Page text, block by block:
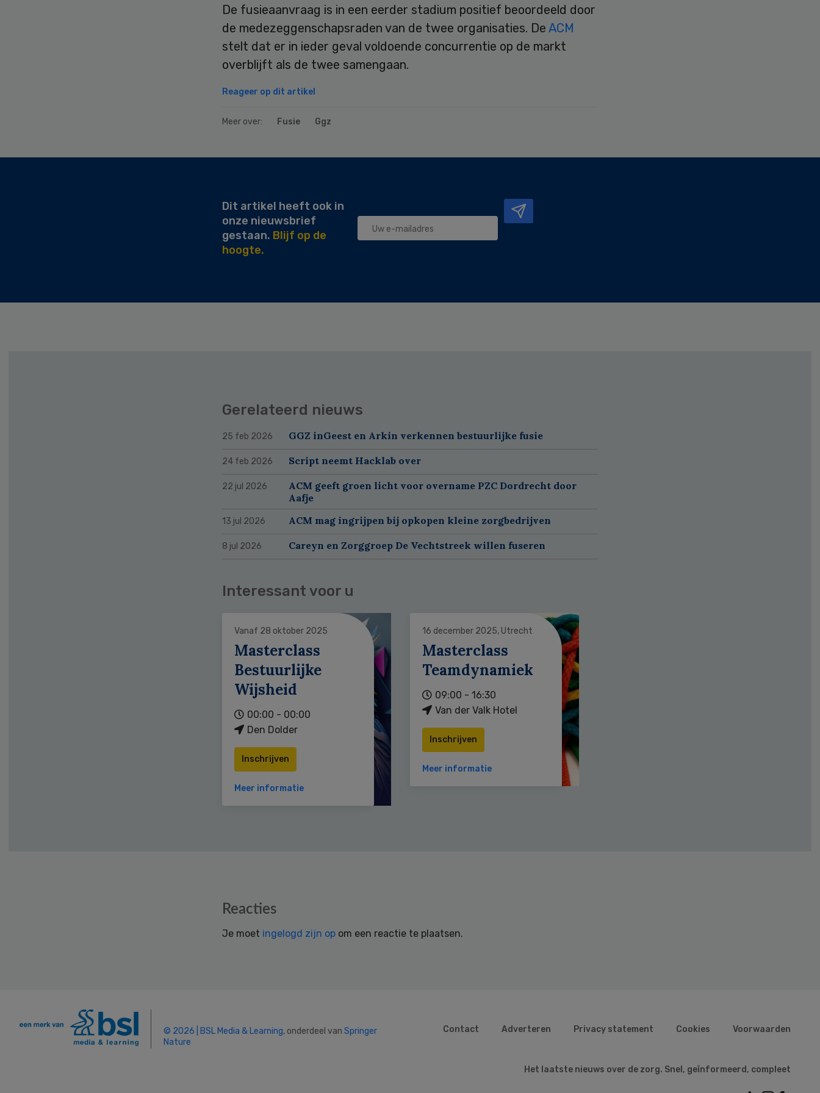
De fusieaanvraag is in een eerder stadium positief beoordeeld door
de medezeggenschapsraden van de twee organisaties. De ACM
stelt dat er in ieder geval voldoende concurrentie op de markt
overblijft als de twee samengaan.
Reageer op dit artikel
Meer over: Fusie Ggz
Dit artikel heeft ook in
onze nieuwsbrief
gestaan. Blijf op de
hoogte.
Gerelateerd nieuws
25 feb 2026 GGZ inGeest en Arkin verkennen bestuurlijke fusie
24 feb 2026 Script neemt Hacklab over
22 jul 2026
ACM geeft groen licht voor overname PZC Dordrecht door
Aafje
13 jul 2026 ACM mag ingrijpen bij opkopen kleine zorgbedrijven
8 jul 2026 Careyn en Zorggroep De Vechtstreek willen fuseren
Interessant voor u
Vanaf 28 oktober 2025
Masterclass
Bestuurlijke
Wijsheid
00:00 - 00:00
Den Dolder
Inschrijven
Meer informatie
16 december 2025, Utrecht
Masterclass
Teamdynamiek
09:00 - 16:30
Van der Valk Hotel
Inschrijven
Meer informatie
Reacties
Je moet ingelogd zijn op om een reactie te plaatsen.
© 2026 | BSL Media & Learning, onderdeel van Springer
Nature
Contact Adverteren Privacy statement Cookies Voorwaarden
Het laatste nieuws over de zorg. Snel, geïnformeerd, compleet